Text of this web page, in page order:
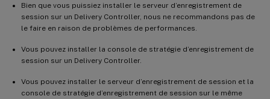
Bien que vous puissiez installer le serveur d’enregistrement de
session sur un Delivery Controller, nous ne recommandons pas de
le faire en raison de problèmes de performances.
Vous pouvez installer la console de stratégie d’enregistrement de
session sur un Delivery Controller.
Vous pouvez installer le serveur d’enregistrement de session et la
console de stratégie d’enregistrement de session sur le même